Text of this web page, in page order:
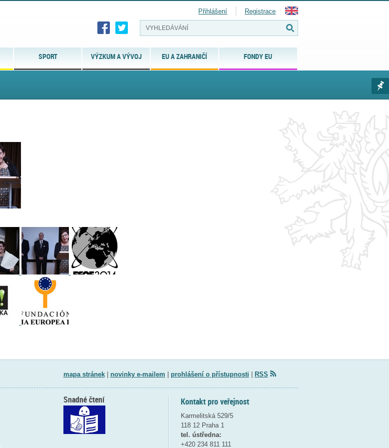
SPORT VÝZKUM A VÝVOJ EU A ZAHRANIČÍ FONDY EU
Přihlášení Registrace
mapa stránek| novinky e-mailem prohlášení o přístupnosti RSS
Kontakt pro veřejnost
Karmelitská 529/5
118 12 Praha 1
tel. ústředna:
+420 234 811 111
Snadné čtení